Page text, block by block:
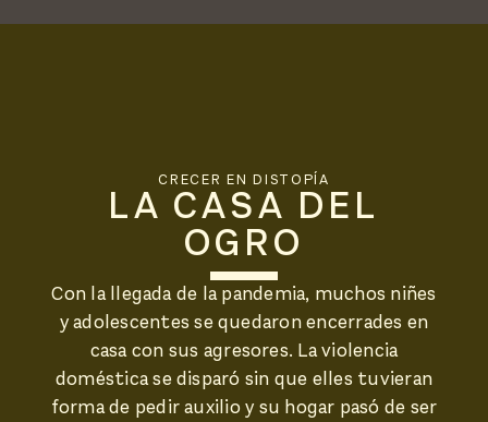
CRECER EN DISTOPÍA
LA CASA DEL
OGRO
Con la llegada de la pandemia, muchos niñes
y adolescentes se quedaron encerrades en
casa con sus agresores. La violencia
doméstica se disparó sin que elles tuvieran
forma de pedir auxilio y su hogar pasó de ser